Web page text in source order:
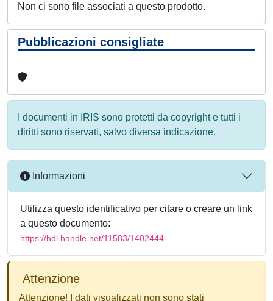
Non ci sono file associati a questo prodotto.
Pubblicazioni consigliate
I documenti in IRIS sono protetti da copyright e tutti i
diritti sono riservati, salvo diversa indicazione.
Informazioni
Utilizza questo identificativo per citare o creare un link
a questo documento:
https://hdl.handle.net/11583/1402444
Attenzione
Attenzione! I dati visualizzati non sono stati